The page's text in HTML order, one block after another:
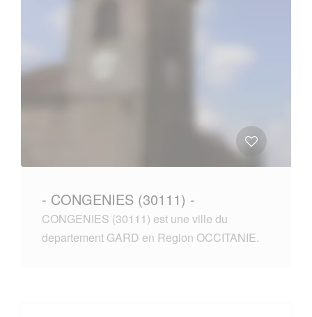
- CONGENIES (30111) -
CONGENIES (30111) est une ville du
departement GARD en Region OCCITANIE.